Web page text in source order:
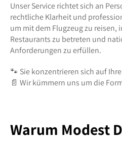
Unser Service richtet sich an
rechtliche Klarheit und
um mit dem Flugzeug zu reisen,
Restaurants zu betreten und
Anforderungen zu erfüllen.
🐾 Sie konzentrieren sich auf Ihre
📄 Wir kümmern uns um die
Warum Modest